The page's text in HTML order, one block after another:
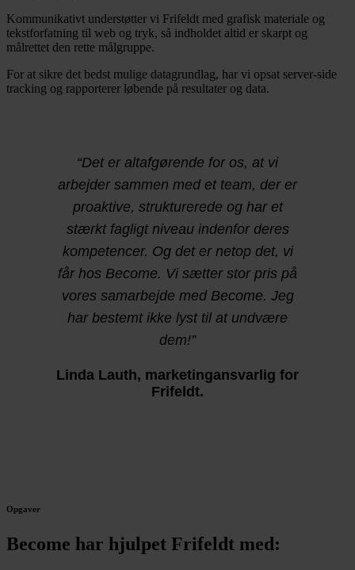
Kommunikativt understøtter vi Frifeldt med grafisk materiale og
tekstforfatning til web og tryk, så indholdet altid er skarpt og
målrettet den rette målgruppe.
For at sikre det bedst mulige datagrundlag, har vi opsat server-side
tracking og rapporterer løbende på resultater og data.
“Det er altafgørende for os, at vi
arbejder sammen med et team, der er
proaktive, strukturerede og har et
stærkt fagligt niveau indenfor deres
kompetencer. Og det er netop det, vi
får hos Become. Vi sætter stor pris på
vores samarbejde med Become. Jeg
har bestemt ikke lyst til at undvære
dem!”
Linda Lauth, marketingansvarlig for
Frifeldt.
Opgaver
Become har hjulpet Frifeldt med: